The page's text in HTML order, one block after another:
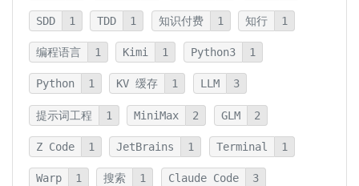
SDD 1 TDD 1 知识付费 1 知行 1
编程语言 1 Kimi 1 Python3 1
Python 1 KV 缓存 1 LLM 3
提示词工程 1 MiniMax 2 GLM 2
Z Code 1 JetBrains 1 Terminal 1
Warp 1 搜索 1 Claude Code 3